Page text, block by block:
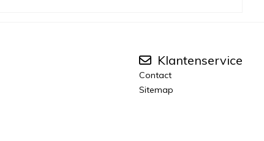
Klantenservice
Contact
Sitemap